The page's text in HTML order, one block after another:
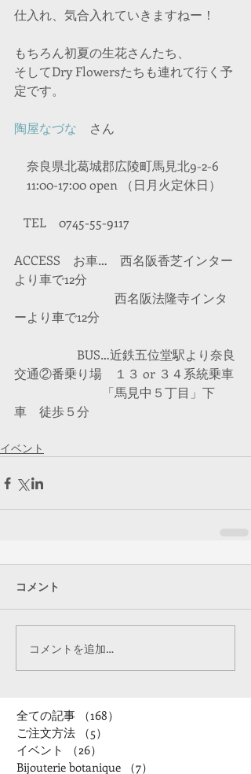
仕入れ、気合入れていきますねー！
もちろん初夏の生花さんたち、
そしてDry Flowersたちも連れて行く予
定です。
陶屋なづな さん
奈良県北葛城郡広陵町馬見北9-2-6
11:00-17:00 open （日月火定休日）
   TEL　0745-55-9117
ACCESS　お車…　西名阪香芝インター
より車で12分
西名阪法隆寺インタ
ーより車で12分
BUS…近鉄五位堂駅より奈良
交通②番乗り場　１３ or ３４系統乗車
「馬見中５丁目」下
車　徒歩５分
イベント
コメント
コメントを追加…
全ての記事 （168）
ご注文方法
（5）
イベント
（26）
Bijouterie botanique
（7）